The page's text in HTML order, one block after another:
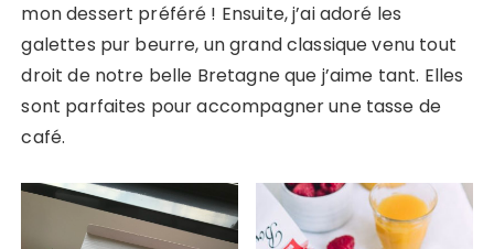
mon dessert préféré ! Ensuite, j’ai adoré les
galettes pur beurre, un grand classique venu tout
droit de notre belle Bretagne que j’aime tant. Elles
sont parfaites pour accompagner une tasse de
café.